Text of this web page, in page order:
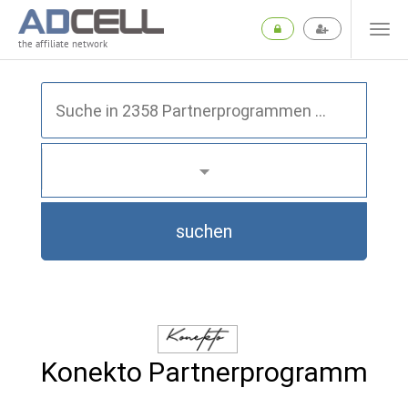
the affiliate network
suchen
Konekto Partnerprogramm